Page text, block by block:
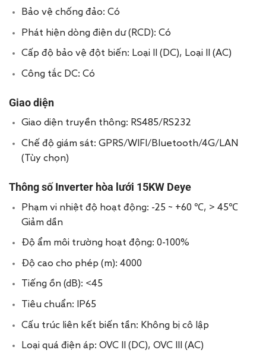
Bảo vệ chống đảo: Có
Phát hiện dòng điện dư (RCD): Có
Cấp độ bảo vệ đột biến: Loại II (DC), Loại II (AC)
Công tắc DC: Có
Giao diện
Giao diện truyền thông: RS485/RS232
Chế độ giám sát: GPRS/WIFI/Bluetooth/4G/LAN
(Tùy chọn)
Thông số Inverter hòa lưới 15KW Deye
Phạm vi nhiệt độ hoạt động: -25 ~ +60 ℃, > 45℃
Giảm dần
Độ ẩm môi trường hoạt động: 0-100%
Độ cao cho phép (m): 4000
Tiếng ồn (dB): <45
Tiêu chuẩn: IP65
Cấu trúc liên kết biến tần: Không bị cô lập
Loại quá điện áp: OVC II (DC), OVC III (AC)